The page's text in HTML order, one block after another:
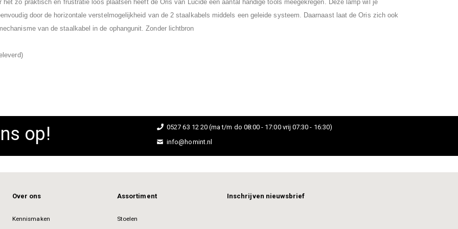
zo praktisch en frustratie loos plaatsen heeft de Oris van Lucide een aantal handige tools meegekregen. Deze lamp wil je
door de horizontale verstelmogelijkheid van de 2 staalkabels middels een geleide systeem. Daarnaast laat de Oris zich ook
van de staalkabel in de ophangunit. Zonder lichtbron
op!
0527 63 12 20 (ma t/m do 08:00 - 17:00 vrij 07:30 - 16:30)
info@homint.nl
Over ons
Kennismaken
Assortiment
Stoelen
Inschrijven nieuwsbrief